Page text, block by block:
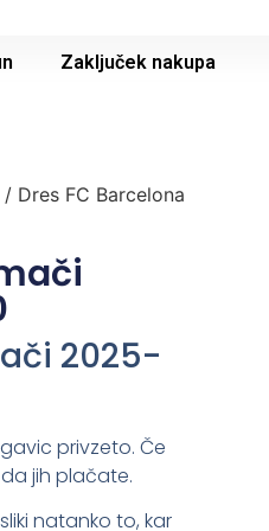
Zaključek nakupa
/ Dres FC Barcelona
2025-
privzeto. Če
jih plačate.
natanko to, kar